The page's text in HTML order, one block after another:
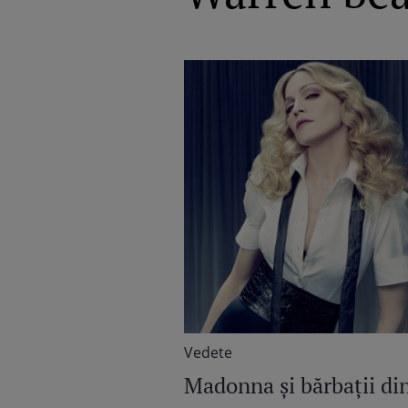
Vedete
Madonna şi bărbaţii